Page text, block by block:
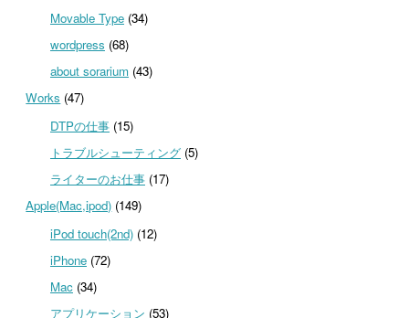
Movable Type(34)
wordpress (68)
about sorarium(43)
Works (47)
DTPの仕事(15)
トラブルシューティング(5)
ライターのお仕事(17)
Apple(Mac,ipod) (149)
iPod touch(2nd)(12)
iPhone(72)
Mac(34)
アプリケーション (53)